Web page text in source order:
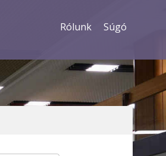
Rólunk Súgó